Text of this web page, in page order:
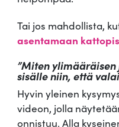
Tai jos mahdollista,
asentamaan
”Miten
sisälle niin, että
Hyvin yleinen
videon, jolla
onnistuu. Alla